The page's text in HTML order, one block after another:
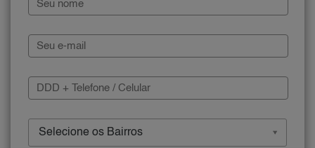
Selecione os Bairros